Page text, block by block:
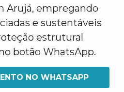
Arujá, empregando
e sustentáveis
estrutural
botão WhatsApp.
NO WHATSAPP